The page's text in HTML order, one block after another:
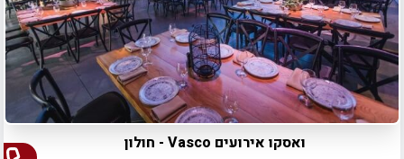
ואסקו אירועים Vasco - חולון